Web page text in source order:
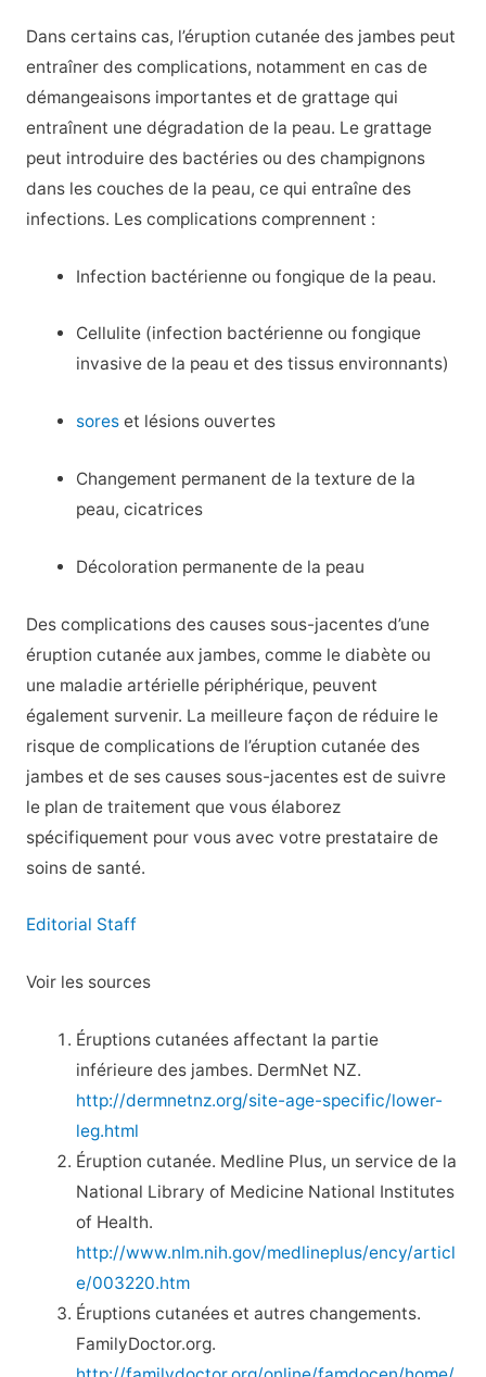
Dans certains cas, l’éruption cutanée des jambes peut
entraîner des complications, notamment en cas de
démangeaisons importantes et de grattage qui
entraînent une dégradation de la peau. Le grattage
peut introduire des bactéries ou des champignons
dans les couches de la peau, ce qui entraîne des
infections. Les complications comprennent :
Infection bactérienne ou fongique de la peau.
Cellulite (infection bactérienne ou fongique
invasive de la peau et des tissus environnants)
sores et lésions ouvertes
Changement permanent de la texture de la
peau, cicatrices
Décoloration permanente de la peau
Des complications des causes sous-jacentes d’une
éruption cutanée aux jambes, comme le diabète ou
une maladie artérielle périphérique, peuvent
également survenir. La meilleure façon de réduire le
risque de complications de l’éruption cutanée des
jambes et de ses causes sous-jacentes est de suivre
le plan de traitement que vous élaborez
spécifiquement pour vous avec votre prestataire de
soins de santé.
Editorial Staff
Voir les sources
Éruptions cutanées affectant la partie
inférieure des jambes. DermNet NZ.
http://dermnetnz.org/site-age-specific/lower-
leg.html
Éruption cutanée. Medline Plus, un service de la
National Library of Medicine National Institutes
of Health.
http://www.nlm.nih.gov/medlineplus/ency/articl
e/003220.htm
Éruptions cutanées et autres changements.
FamilyDoctor.org.